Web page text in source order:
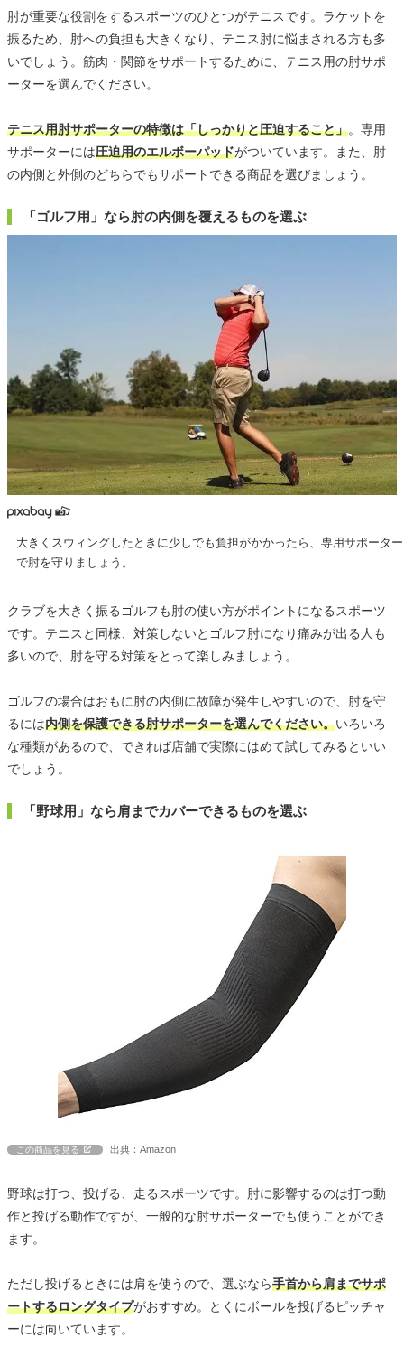
肘が重要な役割をするスポーツのひとつがテニスです。ラケットを
振るため、肘への負担も大きくなり、テニス肘に悩まされる方も多
いでしょう。筋肉・関節をサポートするために、テニス用の肘サポ
ーターを選んでください。
テニス用肘サポーターの特徴は「しっかりと圧迫すること」。専用
サポーターには圧迫用のエルボーパッドがついています。また、肘
の内側と外側のどちらでもサポートできる商品を選びましょう。
「ゴルフ用」なら肘の内側を覆えるものを選ぶ
大きくスウィングしたときに少しでも負担がかかったら、専用サポーター
で肘を守りましょう。
クラブを大きく振るゴルフも肘の使い方がポイントになるスポーツ
です。テニスと同様、対策しないとゴルフ肘になり痛みが出る人も
多いので、肘を守る対策をとって楽しみましょう。
ゴルフの場合はおもに肘の内側に故障が発生しやすいので、肘を守
るには内側を保護できる肘サポーターを選んでください。いろいろ
な種類があるので、できれば店舗で実際にはめて試してみるといい
でしょう。
「野球用」なら肩までカバーできるものを選ぶ
この商品を見る 出典：Amazon
野球は打つ、投げる、走るスポーツです。肘に影響するのは打つ動
作と投げる動作ですが、一般的な肘サポーターでも使うことができ
ます。
ただし投げるときには肩を使うので、選ぶなら手首から肩までサポ
ートするロングタイプがおすすめ。とくにボールを投げるピッチャ
ーには向いています。